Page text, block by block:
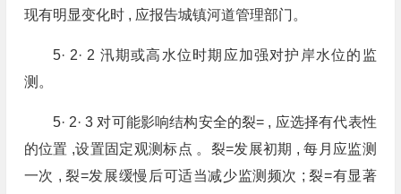
现有明显变化时 , 应报告城镇河道管理部门。
5· 2· 2 汛期或高水位时期应加强对护岸水位的监
测。
5· 2· 3 对可能影响结构安全的裂= , 应选择有代表性
的位置 ,设置固定观测标点 。裂=发展初期 , 每月应监测
一次 , 裂=发展缓慢后可适当减少监测频次 ; 裂=有显著